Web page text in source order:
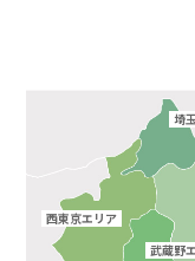
西東京エリア
武蔵野
埼